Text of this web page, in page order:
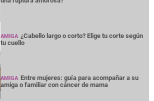
AMIGA ¿Cabello largo o corto? Elige tu corte según
tu cuello
AMIGA Entre mujeres: guía para acompañar a su
amiga o familiar con cáncer de mama